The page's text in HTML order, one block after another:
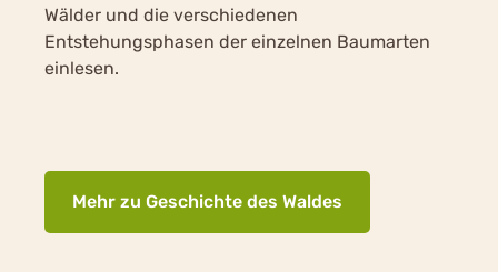
Wälder und die verschiedenen
Entstehungsphasen der einzelnen Baumarten
einlesen.
Mehr zu Geschichte des Waldes